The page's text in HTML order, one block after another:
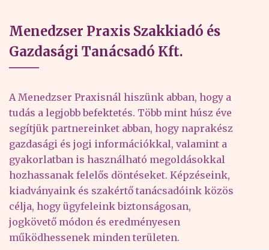
Menedzser Praxis Szakkiadó és
Gazdasági Tanácsadó Kft.
A Menedzser Praxisnál hiszünk abban, hogy a
tudás a legjobb befektetés. Több mint húsz éve
segítjük partnereinket abban, hogy naprakész
gazdasági és jogi információkkal, valamint a
gyakorlatban is használható megoldásokkal
hozhassanak felelős döntéseket. Képzéseink,
kiadványaink és szakértő tanácsadóink közös
célja, hogy ügyfeleink biztonságosan,
jogkövető módon és eredményesen
működhessenek minden területen.